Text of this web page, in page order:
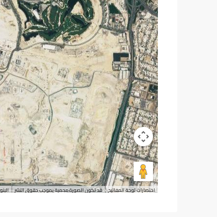
اختصارات لوحة المفاتيح قد تكون الصورة محمية بموجب حقوق النشر